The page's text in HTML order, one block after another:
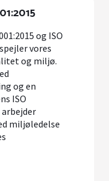
og ISO
vores
og miljø.
og en
ISO
arbejder
miljøledelse